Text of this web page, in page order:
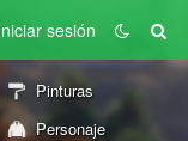
sesión
Pinturas
Personaje